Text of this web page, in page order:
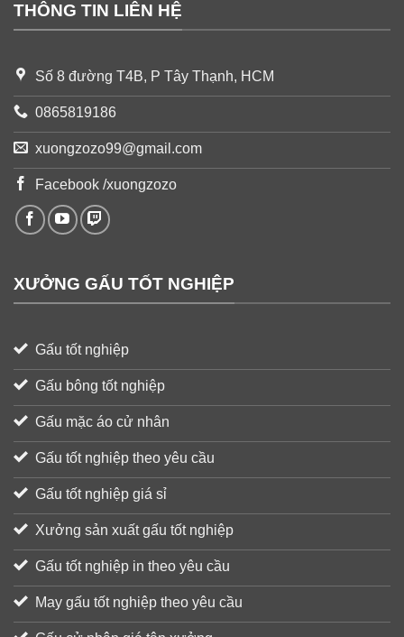
THÔNG TIN LIÊN HỆ
Số 8 đường T4B, P Tây Thạnh, HCM
0865819186
xuongzozo99@gmail.com
Facebook /xuongzozo
XƯỞNG GẤU TỐT NGHIỆP
Gấu tốt nghiệp
Gấu bông tốt nghiệp
Gấu mặc áo cử nhân
Gấu tốt nghiệp theo yêu cầu
Gấu tốt nghiệp giá sỉ
Xưởng sản xuất gấu tốt nghiệp
Gấu tốt nghiệp in theo yêu cầu
May gấu tốt nghiệp theo yêu cầu